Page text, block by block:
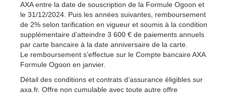
AXA entre la date de souscription de la Formule Ogoon et
le 31/12/2024. Puis les années suivantes, remboursement
de 2% selon tarification en vigueur et soumis à la condition
supplémentaire d’atteindre 3 600 € de paiements annuels
par carte bancaire à la date anniversaire de la carte.
Le remboursement s’effectue sur le Compte bancaire AXA
Formule Ogoon en janvier.
Détail des conditions et contrats d’assurance éligibles sur
axa.fr. Offre non cumulable avec toute autre offre